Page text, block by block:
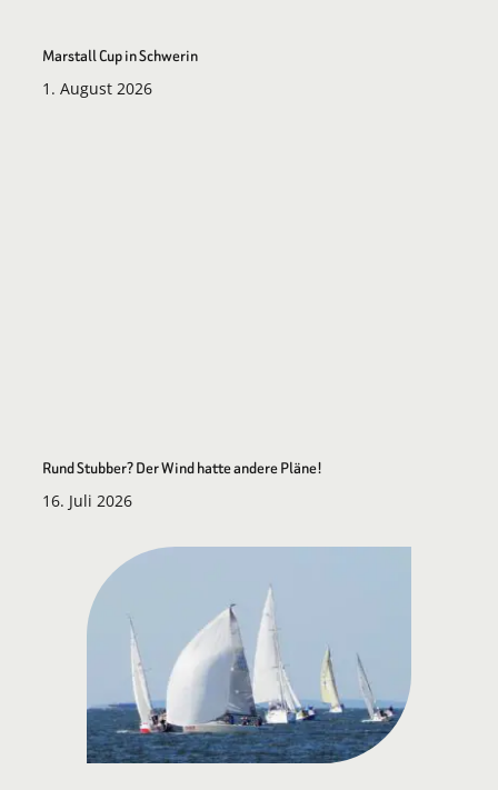
Marstall Cup in Schwerin
1. August 2026
Rund Stubber? Der Wind hatte andere Pläne!
16. Juli 2026